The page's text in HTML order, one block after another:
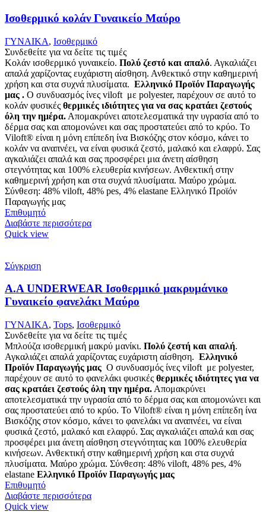
Ισοθερμικό κολάν Γυναικείο Μαύρο
ΓΥΝΑΙΚΑ, Ισοθερμικό
Συνδεθείτε για να δείτε τις τιμές
Κολάν ισοθερμικό γυναικείο. Πολύ ζεστό και απαλό. Αγκαλιάζει
απαλά χαρίζοντας ευχάριστη αίσθηση. Ανθεκτικό στην καθημερινή
χρήση και στα συχνά πλυσίματα. Ελληνικό Προϊόν Παραγωγής
μας . Ο συνδυασμός ίνες viloft με polyester, παρέχουν σε αυτό το
κολάν φυσικές θερμικές ιδιότητες για να σας κρατάει ζεστούς
όλη την ημέρα. Απομακρύνει αποτελεσματικά την υγρασία από το
δέρμα σας και απομονώνει και σας προστατεύει από το κρύο. Το
Viloft® είναι η μόνη επίπεδη ίνα Βισκόζης στον κόσμο, κάνει το
κολάν να αναπνέει, να είναι φυσικά ζεστό, μαλακό και ελαφρύ. Σας
αγκαλιάζει απαλά και σας προσφέρει μια άνετη αίσθηση
στεγνότητας και 100% ελευθερία κινήσεων. Ανθεκτική στην
καθημερινή χρήση και στα συχνά πλυσίματα. Μαύρο χρώμα.
Σύνθεση: 48% viloft, 48% pes, 4% elastane Ελληνικό Προϊόν
Παραγωγής μας
Επιθυμητό
Διαβάστε περισσότερα
Quick view
Σύγκριση
Α.A UNDERWEAR Ισοθερμικό μακρυμάνικο
Γυναικείο φανελάκι Μαύρο
ΓΥΝΑΙΚΑ, Tops, Ισοθερμικό
Συνδεθείτε για να δείτε τις τιμές
Μπλούζα ισοθερμική μακρύ μανίκι. Πολύ ζεστή και απαλή.
Αγκαλιάζει απαλά χαρίζοντας ευχάριστη αίσθηση. Ελληνικό
Προϊόν Παραγωγής μας Ο συνδυασμός ίνες viloft με polyester,
παρέχουν σε αυτό το φανελάκι φυσικές θερμικές ιδιότητες για να
σας κρατάει ζεστούς όλη την ημέρα. Απομακρύνει
αποτελεσματικά την υγρασία από το δέρμα σας και απομονώνει και
σας προστατεύει από το κρύο. Το Viloft® είναι η μόνη επίπεδη ίνα
Βισκόζης στον κόσμο, κάνει το φανελάκι να αναπνέει, να είναι
φυσικά ζεστό, μαλακό και ελαφρύ. Σας αγκαλιάζει απαλά και σας
προσφέρει μια άνετη αίσθηση στεγνότητας και 100% ελευθερία
κινήσεων. Ανθεκτική στην καθημερινή χρήση και στα συχνά
πλυσίματα. Μαύρο χρώμα. Σύνθεση: 48% viloft, 48% pes, 4%
elastane Ελληνικό Προϊόν Παραγωγής μας
Επιθυμητό
Διαβάστε περισσότερα
Quick view